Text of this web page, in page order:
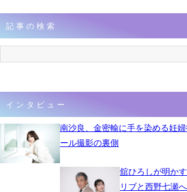
記事の検索
インタビュー
南沙良、金密輸に手を染める妊
ール撮影の裏側
舘ひろしが明か
リブと西野七瀬